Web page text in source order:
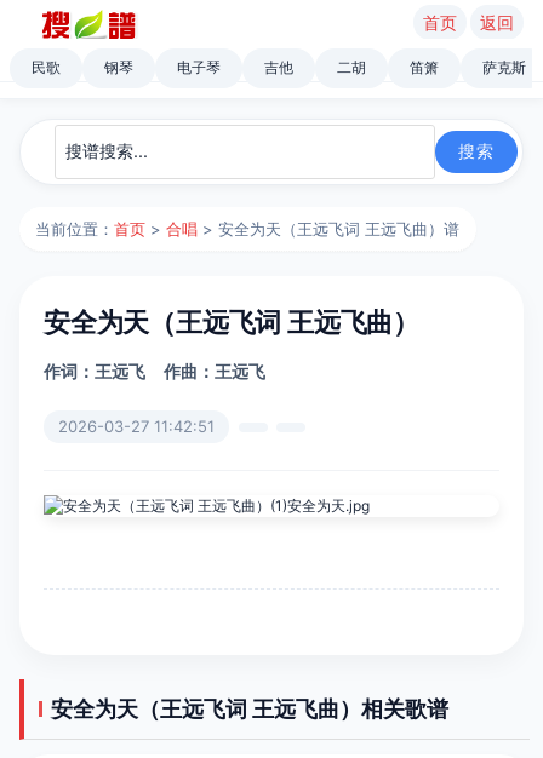
首页 返回
民歌 钢琴 电子琴 吉他 二胡 笛箫 萨克斯
当前位置：首页 >合唱 > 安全为天（王远飞词 王远飞曲）谱
安全为天（王远飞词 王远飞曲）
作词：王远飞 作曲：王远飞
2026-03-27 11:42:51
安全为天（王远飞词 王远飞曲）相关歌谱